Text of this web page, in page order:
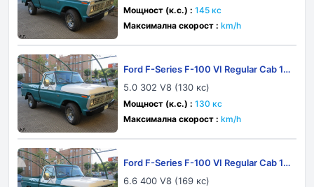
Мощност (к.с.) : 145 кс
Максимална скорост : km/h
Ford F-Series F-100 VI Regular Cab 19
75
5.0 302 V8 (130 кс)
Мощност (к.с.) : 130 кс
Максимална скорост : km/h
Ford F-Series F-100 VI Regular Cab 19
77
6.6 400 V8 (169 кс)